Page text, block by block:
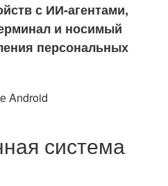
с ИИ-агентами,
и носимый
персональных
система